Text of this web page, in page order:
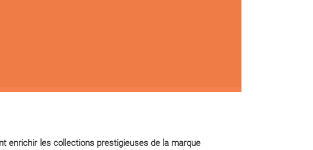
enrichir les collections prestigieuses de la marque